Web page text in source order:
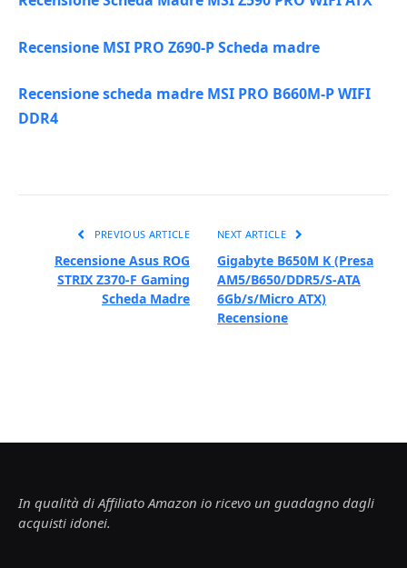
Recensione MSI PRO Z690-P Scheda madre
Recensione scheda madre MSI PRO B660M-P WIFI
DDR4
PREVIOUS ARTICLE
Recensione Asus ROG
STRIX Z370-F Gaming
Scheda Madre
NEXT ARTICLE
Gigabyte B650M K (Presa
AM5/B650/DDR5/S-ATA
6Gb/s/Micro ATX)
Recensione
In qualità di Affiliato Amazon io ricevo un guadagno dagli
acquisti idonei.